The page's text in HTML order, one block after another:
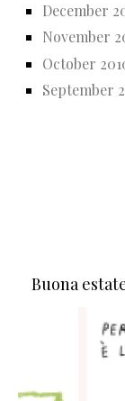
December
November
October
September
Buona